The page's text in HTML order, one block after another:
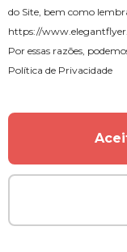
do Site, bem como
https://
Por essas razões,
Política de Privacidade